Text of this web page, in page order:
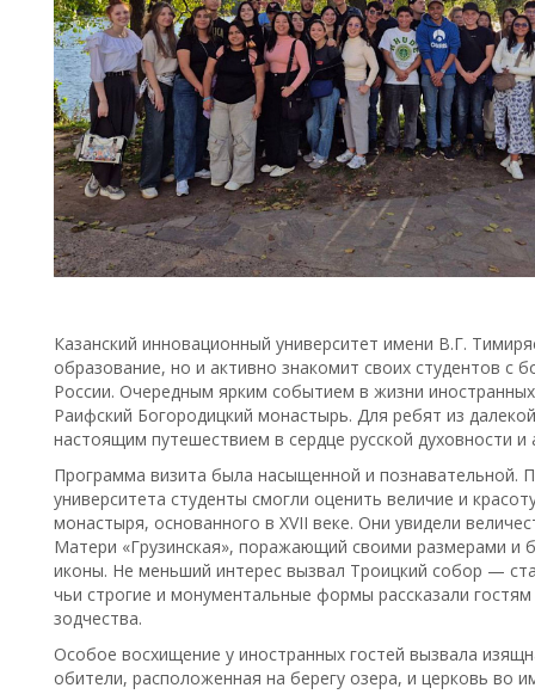
Казанский инновационный университет имени В.Г.
образование, но и активно знакомит своих студентов с
России. Очередным ярким событием в жизни
Раифский Богородицкий монастырь. Для ребят из
настоящим путешествием в сердце русской духовности и
Программа визита была насыщенной и познавательной.
университета студенты смогли оценить величие и
монастыря, основанного в XVII веке. Они увидели
Матери «Грузинская», поражающий своими размерами и
иконы. Не меньший интерес вызвал Троицкий собор —
чьи строгие и монументальные формы рассказали
зодчества.
Особое восхищение у иностранных гостей вызвала
обители, расположенная на берегу озера, и церковь во